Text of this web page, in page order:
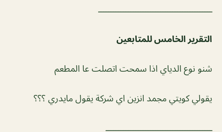
ــــــــــــــــــــــــــــــــــــــــــــــ
التقرير الخامس للمتابعين
شنو نوع الدياي اذا سمحت اتصلت عا المطعم
يقولي كويتي مجمد انزين اي شركة يقول مايدري ؟؟؟
ـــــــــــــــــــــــــــــــــــــــــــ